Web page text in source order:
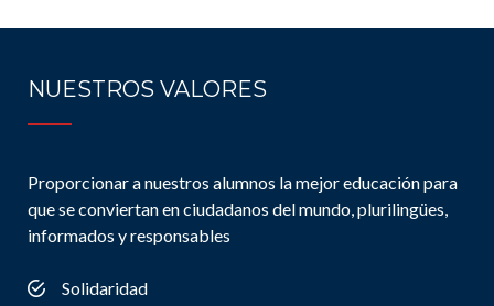
NUESTROS VALORES
Proporcionar a nuestros alumnos la mejor educación para
que se conviertan en ciudadanos del mundo, plurilingües,
informados y responsables
Solidaridad